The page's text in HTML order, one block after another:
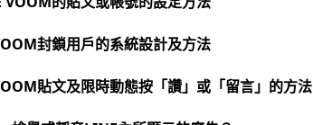
封鎖用戶的系統設計及方法
貼文及限時動態按「讚」或「留言」的方法